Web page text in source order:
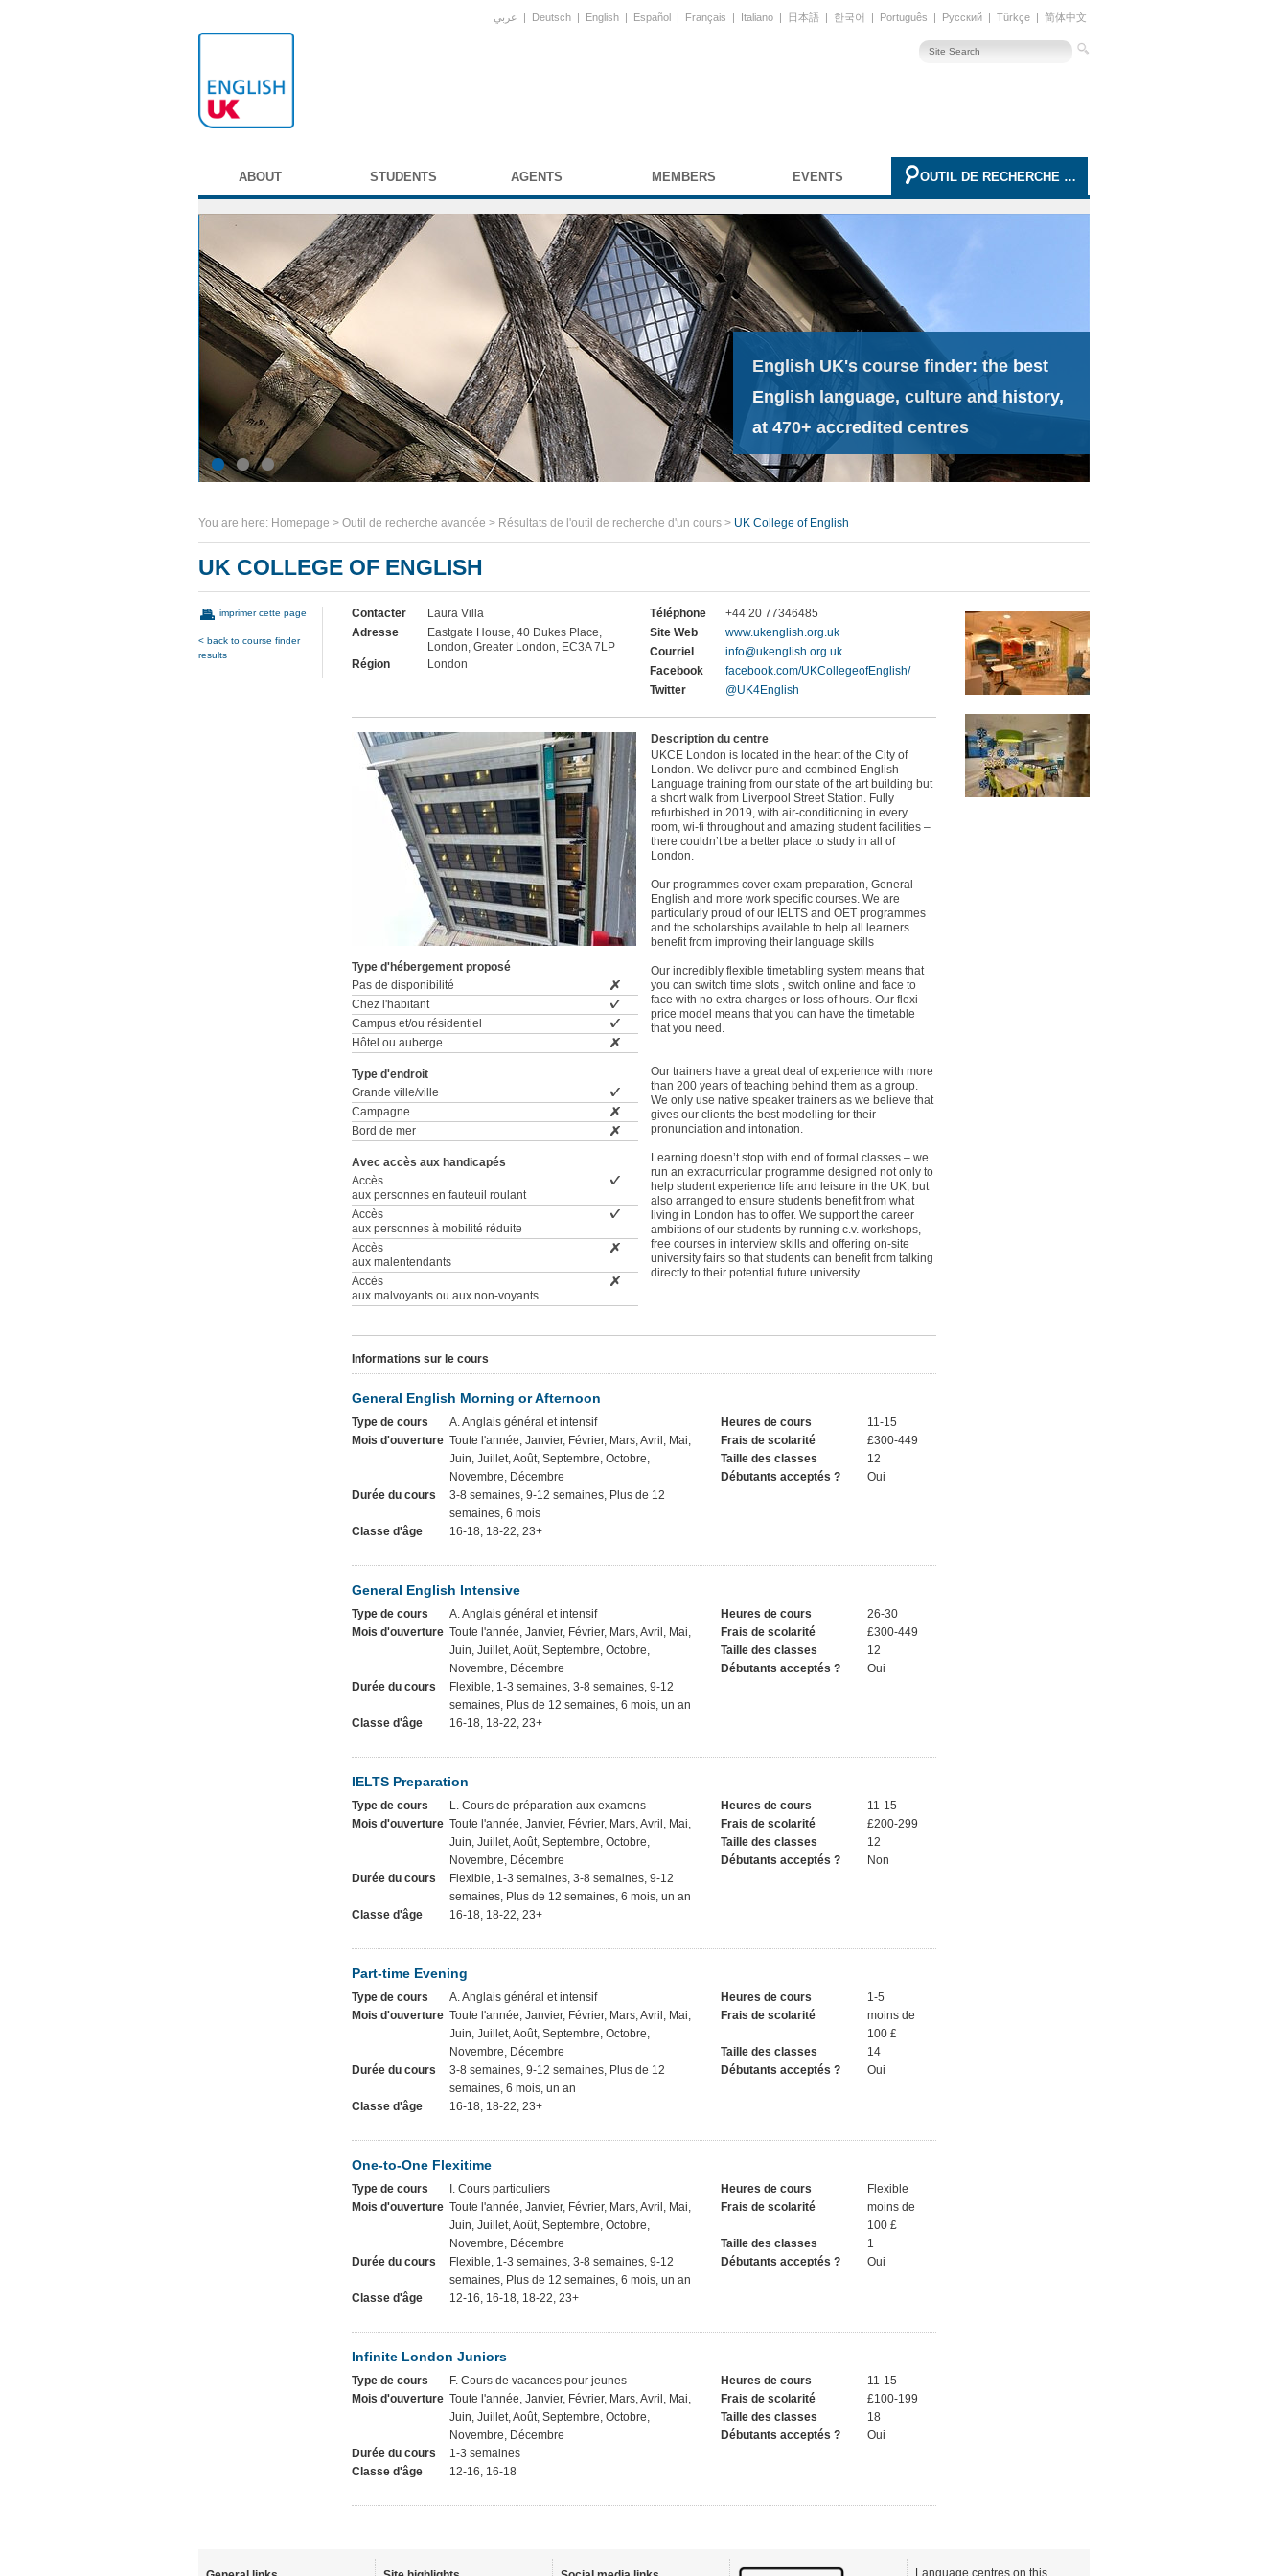
عربي | Deutsch | English | Español | Français | Italiano | 日本語 | 한국어 | Português | Русский | Türkçe | 简体中文
ABOUT STUDENTS AGENTS MEMBERS EVENTS OUTIL DE RECHERCHE AVANCÉE
English UK's course finder: the best
English language, culture and history,
at 470+ accredited centres
You are here: Homepage > Outil de recherche avancée > Résultats de l'outil de recherche d'un cours > UK College of English
UK COLLEGE OF ENGLISH
imprimer cette page
< back to course finder
results
Contacter
Laura Villa
Adresse
Eastgate House, 40 Dukes Place,
London, Greater London, EC3A 7LP
Région
London
Téléphone
+44 20 77346485
Site Web
www.ukenglish.org.uk
Courriel
info@ukenglish.org.uk
Facebook
facebook.com/UKCollegeofEnglish/
Twitter
@UK4English
Type d'hébergement proposé
Pas de disponibilité
Chez l'habitant
Campus et/ou résidentiel
Hôtel ou auberge
Type d'endroit
Grande ville/ville
Campagne
Bord de mer
Avec accès aux handicapés
Accès
aux personnes en fauteuil roulant
Accès
aux personnes à mobilité réduite
Accès
aux malentendants
Accès
aux malvoyants ou aux non-voyants
Description du centre
UKCE London is located in the heart of the City of
London. We deliver pure and combined English
Language training from our state of the art building but
a short walk from Liverpool Street Station. Fully
refurbished in 2019, with air-conditioning in every
room, wi-fi throughout and amazing student facilities –
there couldn’t be a better place to study in all of
London.
Our programmes cover exam preparation, General
English and more work specific courses. We are
particularly proud of our IELTS and OET programmes
and the scholarships available to help all learners
benefit from improving their language skills
Our incredibly flexible timetabling system means that
you can switch time slots , switch online and face to
face with no extra charges or loss of hours. Our flexi-
price model means that you can have the timetable
that you need.
Our trainers have a great deal of experience with more
than 200 years of teaching behind them as a group.
We only use native speaker trainers as we believe that
gives our clients the best modelling for their
pronunciation and intonation.
Learning doesn’t stop with end of formal classes – we
run an extracurricular programme designed not only to
help student experience life and leisure in the UK, but
also arranged to ensure students benefit from what
living in London has to offer. We support the career
ambitions of our students by running c.v. workshops,
free courses in interview skills and offering on-site
university fairs so that students can benefit from talking
directly to their potential future university
Informations sur le cours
General English Morning or Afternoon
Type de cours
A. Anglais général et intensif
Mois d'ouverture Toute l'année, Janvier, Février, Mars, Avril, Mai,
Juin, Juillet, Août, Septembre, Octobre,
Novembre, Décembre
Durée du cours
3-8 semaines, 9-12 semaines, Plus de 12
semaines, 6 mois
Classe d'âge
16-18, 18-22, 23+
Heures de cours
11-15
Frais de scolarité
£300-449
Taille des classes
12
Débutants acceptés ?
Oui
General English Intensive
Type de cours
A. Anglais général et intensif
Mois d'ouverture Toute l'année, Janvier, Février, Mars, Avril, Mai,
Juin, Juillet, Août, Septembre, Octobre,
Novembre, Décembre
Durée du cours
Flexible, 1-3 semaines, 3-8 semaines, 9-12
semaines, Plus de 12 semaines, 6 mois, un an
Classe d'âge
16-18, 18-22, 23+
Heures de cours
26-30
Frais de scolarité
£300-449
Taille des classes
12
Débutants acceptés ?
Oui
IELTS Preparation
Type de cours
L. Cours de préparation aux examens
Mois d'ouverture Toute l'année, Janvier, Février, Mars, Avril, Mai,
Juin, Juillet, Août, Septembre, Octobre,
Novembre, Décembre
Durée du cours
Flexible, 1-3 semaines, 3-8 semaines, 9-12
semaines, Plus de 12 semaines, 6 mois, un an
Classe d'âge
16-18, 18-22, 23+
Heures de cours
11-15
Frais de scolarité
£200-299
Taille des classes
12
Débutants acceptés ?
Non
Part-time Evening
Type de cours
A. Anglais général et intensif
Mois d'ouverture Toute l'année, Janvier, Février, Mars, Avril, Mai,
Juin, Juillet, Août, Septembre, Octobre,
Novembre, Décembre
Durée du cours
3-8 semaines, 9-12 semaines, Plus de 12
semaines, 6 mois, un an
Classe d'âge
16-18, 18-22, 23+
Heures de cours
1-5
Frais de scolarité
moins de
100 £
Taille des classes
14
Débutants acceptés ?
Oui
One-to-One Flexitime
Type de cours
I. Cours particuliers
Mois d'ouverture Toute l'année, Janvier, Février, Mars, Avril, Mai,
Juin, Juillet, Août, Septembre, Octobre,
Novembre, Décembre
Durée du cours
Flexible, 1-3 semaines, 3-8 semaines, 9-12
semaines, Plus de 12 semaines, 6 mois, un an
Classe d'âge
12-16, 16-18, 18-22, 23+
Heures de cours
Flexible
Frais de scolarité
moins de
100 £
Taille des classes
1
Débutants acceptés ?
Oui
Infinite London Juniors
Type de cours
F. Cours de vacances pour jeunes
Mois d'ouverture Toute l'année, Janvier, Février, Mars, Avril, Mai,
Juin, Juillet, Août, Septembre, Octobre,
Novembre, Décembre
Durée du cours
1-3 semaines
Classe d'âge
12-16, 16-18
Heures de cours
11-15
Frais de scolarité
£100-199
Taille des classes
18
Débutants acceptés ?
Oui
Language centres on this